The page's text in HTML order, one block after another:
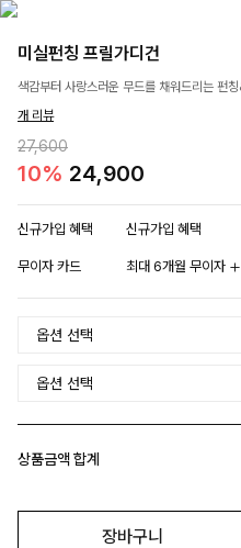
미실펀칭 프릴가디건
색감부터 사랑스러운 무드를 채워드리는 펀
개 리뷰
27,600
10% 24,900
신규가입 혜택 신규가입 혜택
무이자 카드 최대 6개월 무이자
상품금액 합계
장바구니